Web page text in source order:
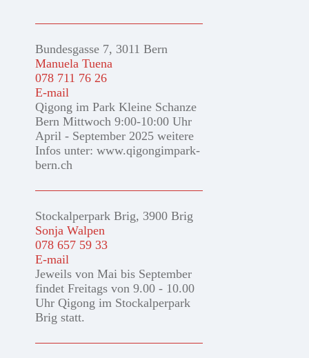
Bundesgasse 7, 3011 Bern
Manuela Tuena
078 711 76 26
E-mail
Qigong im Park Kleine Schanze
Bern Mittwoch 9:00-10:00 Uhr
April - September 2025 weitere
Infos unter: www.qigongimpark-
bern.ch
Stockalperpark Brig, 3900 Brig
Sonja Walpen
078 657 59 33
E-mail
Jeweils von Mai bis September
findet Freitags von 9.00 - 10.00
Uhr Qigong im Stockalperpark
Brig statt.